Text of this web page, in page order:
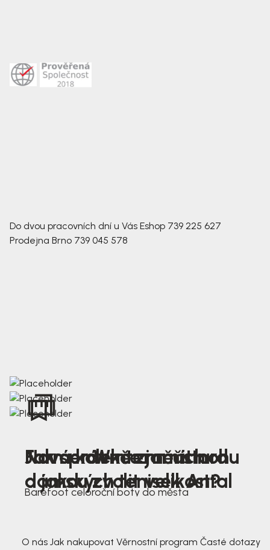
Do dvou pracovních dní u Vás Eshop 739 225 627
Prodejna Brno 739 045 578
Nová kolekce jarních
dámských tenisek Antal
Jak správně změřit nohu
a jakou zvolit velikost?
Farmer Winter mustard
Barefoot celoroční boty do města
O nás Jak nakupovat Věrnostní program Časté dotazy